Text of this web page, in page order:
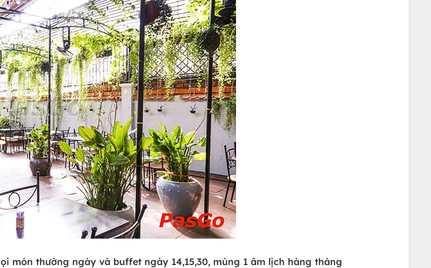
món thường ngày và buffet ngày 14,15,30, mùng 1 âm lịch hàng tháng